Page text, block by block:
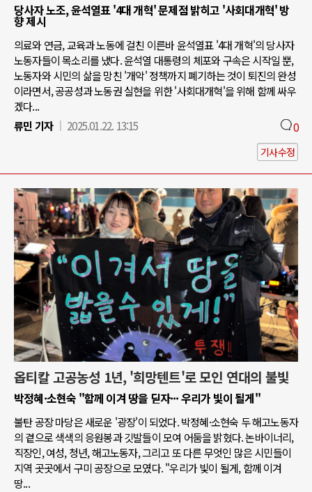
당사자 노조, 윤석열표 '4대 개혁' 문제점 밝히고 '사회대개혁' 방
향 제시
의료와 연금, 교육과 노동에 걸친 이른바 윤석열표 '4대 개혁'의 당사자
노동자들이 목소리를 냈다. 윤석열 대통령의 체포와 구속은 시작일 뿐,
노동자와 시민의 삶을 망친 '개악' 정책까지 폐기하는 것이 퇴진의 완성
이라면서, 공공성과 노동권 실현을 위한 '사회대개혁'을 위해 함께 싸우
겠다...
류민 기자
2025.01.22. 13:15 0
기사수정
옵티칼 고공농성 1년, '희망텐트'로 모인 연대의 불빛
박정혜·소현숙 "함께 이겨 땅을 딛자··· 우리가 빛이 될게"
불탄 공장 마당은 새로운 '광장'이 되었다. 박정혜·소현숙 두 해고노동자
의 곁으로 색색의 응원봉과 깃발들이 모여 어둠을 밝혔다. 논바이너리,
직장인, 여성, 청년, 해고노동자, 그리고 또 다른 무엇인 많은 시민들이
지역 곳곳에서 구미 공장으로 모였다. "우리가 빛이 될게, 함께 이겨
땅...